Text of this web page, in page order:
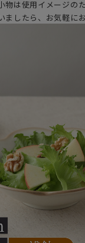
は使用イメージの
したら、お気軽に